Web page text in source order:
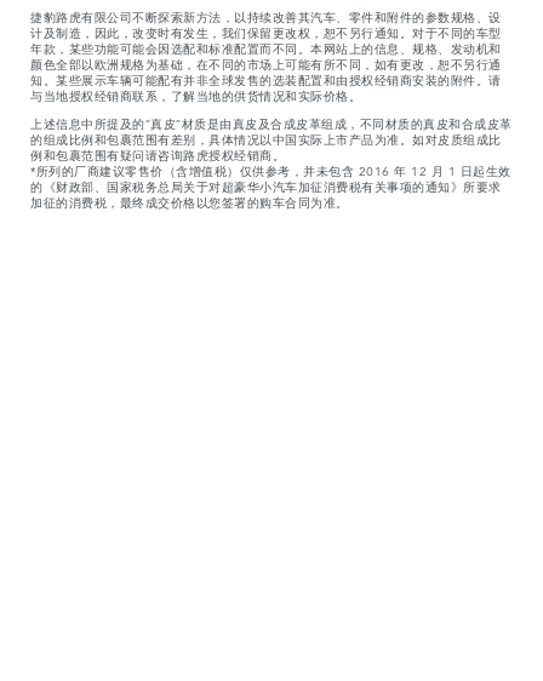
捷豹路虎有限公司不断探索新方法，以持续改善其汽车、零件和附件的参数规格、设
计及制造，因此，改变时有发生，我们保留更改权，恕不另行通知。对于不同的车型
年款，某些功能可能会因选配和标准配置而不同。本网站上的信息、规格、发动机和
颜色全部以欧洲规格为基础，在不同的市场上可能有所不同，如有更改，恕不另行通
知。某些展示车辆可能配有并非全球发售的选装配置和由授权经销商安装的附件。请
与当地授权经销商联系，了解当地的供货情况和实际价格。
上述信息中所提及的“真皮”材质是由真皮及合成皮革组成，不同材质的真皮和合成皮革
的组成比例和包裹范围有差别，具体情况以中国实际上市产品为准。如对皮质组成比
例和包裹范围有疑问请咨询路虎授权经销商。
*所列的厂商建议零售价（含增值税）仅供参考，并未包含 2016 年 12 月 1 日起生效
的《财政部、国家税务总局关于对超豪华小汽车加征消费税有关事项的通知》所要求
加征的消费税，最终成交价格以您签署的购车合同为准。